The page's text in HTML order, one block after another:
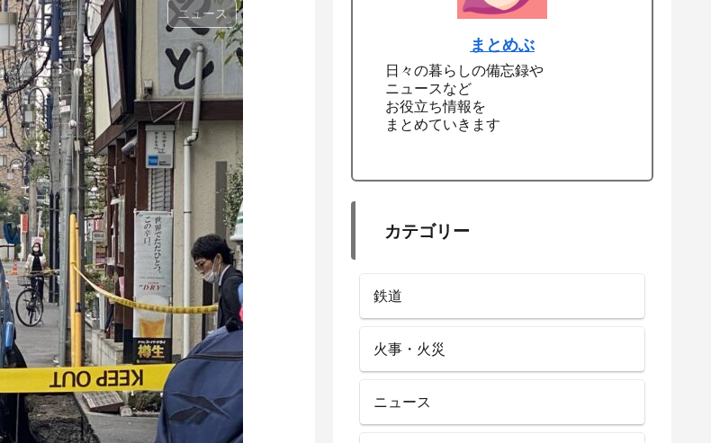
ニュース
まとめぶ
日々の暮らしの備忘録や
ニュースなど
お役立ち情報を
まとめていきます
カテゴリー
鉄道
火事・火災
ニュース